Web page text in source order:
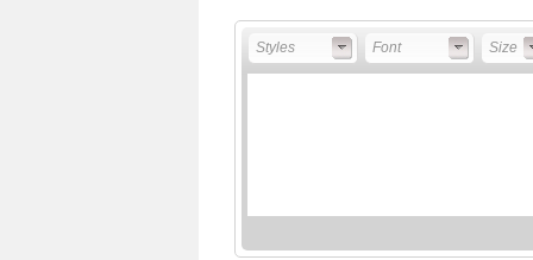
Styles
Styles Font
Font Font
Size